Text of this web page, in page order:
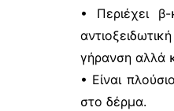
• Περιέχει
γήρανση αλλά
• Είναι
στο δέρμα.